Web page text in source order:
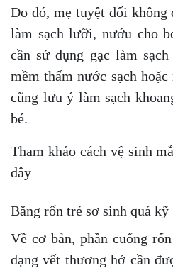
Do đó, mẹ tuyệt đối không
làm sạch lưỡi, nướu cho
cần sử dụng gạc làm
mềm thấm nước sạch
cũng lưu ý làm sạch
bé.
Tham khảo cách vệ sinh
đây
Băng rốn trẻ sơ sinh quá kỹ
Về cơ bản, phần cuống
dạng vết thương hở cần